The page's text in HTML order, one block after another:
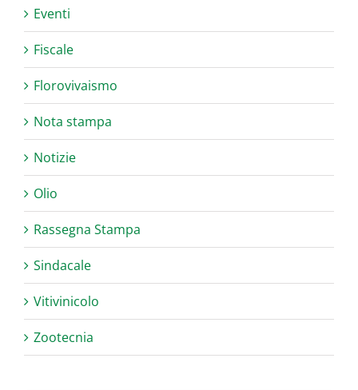
Eventi
Fiscale
Florovivaismo
Nota stampa
Notizie
Olio
Rassegna Stampa
Sindacale
Vitivinicolo
Zootecnia